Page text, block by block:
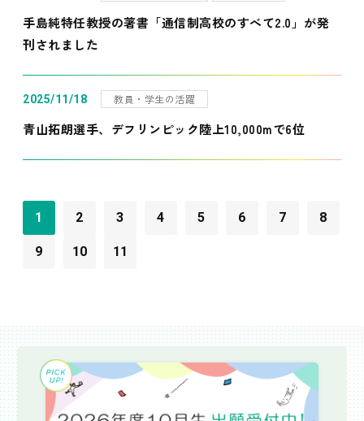
手島純特任教授の著書「通信制高校のすべて2.0」が発
刊されました
2025/11/18 教員・学生の活躍
青山拓朗選手、デフリンピック陸上10,000mで6位
1 2 3 4 5 6 7 8
9 10 11